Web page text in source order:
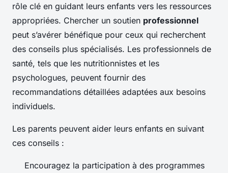
rôle clé en guidant leurs enfants vers les ressources
appropriées. Chercher un soutien professionnel
peut s’avérer bénéfique pour ceux qui recherchent
des conseils plus spécialisés. Les professionnels de
santé, tels que les nutritionnistes et les
psychologues, peuvent fournir des
recommandations détaillées adaptées aux besoins
individuels.
Les parents peuvent aider leurs enfants en suivant
ces conseils :
Encouragez la participation à des programmes